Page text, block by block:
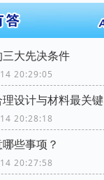
大先决条件
20:29:05
设计与材料最关键
20:28:18
些事项？
20:27:58